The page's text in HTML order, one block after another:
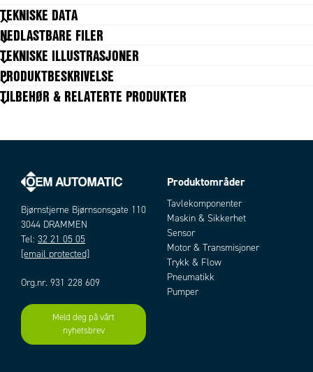
TEKNISKE DATA
GENERELL DATA
Signaltype
Diameter
Lengde 50 mm
Temperaturtoleranse kabel til 105 °C
Maks trykk
Kabellengde
Vekt 0,1 kg
Materiale Rustfritt stål
Materiale kabel FEP
Gjenge
NEDLASTBARE FILER
TEKNISKE ILLUSTRASJONER
PRODUKTBESKRIVELSE
TILBEHØR & RELATERTE PRODUKTER
Add to existing cart row
Bjørnstjerne Bjørnsonsgate 110
3044 DRAMMEN
Tel: 32 21 05 05
[email protected]
Org.nr. 931 228 609
Meld deg på vårt
nyhetsbrev
Produktområder
Tavlekomponenter
Maskin & Sikkerhet
Sensor
Motor & Transmisjoner
Trykk & Flow
Pneumatikk
Pumper